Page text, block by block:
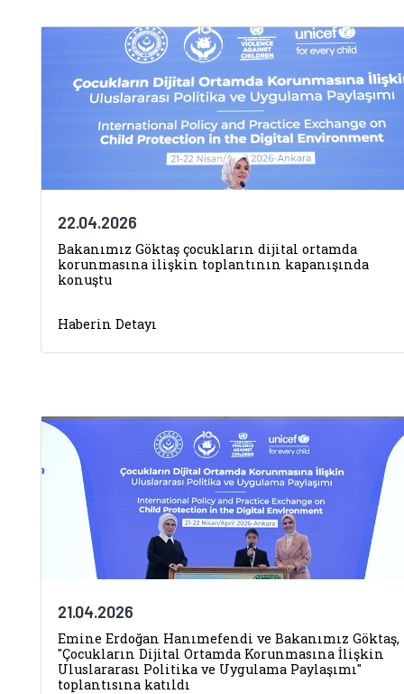
22.04.2026
Bakanımız Göktaş çocukların dijital ortamda
korunmasına ilişkin toplantının kapanışında
konuştu
Haberin Detayı
21.04.2026
Emine Erdoğan Hanımefendi ve Bakanımız Göktaş,
"Çocukların Dijital Ortamda Korunmasına İlişkin
Uluslararası Politika ve Uygulama Paylaşımı"
toplantısına katıldı